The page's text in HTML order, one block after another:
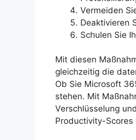
Vermeiden
Deaktivieren
Schulen Sie
Mit diesen
gleichzeitig die
Ob Sie Microsoft
stehen. Mit
Verschlüsselung
Productivity-